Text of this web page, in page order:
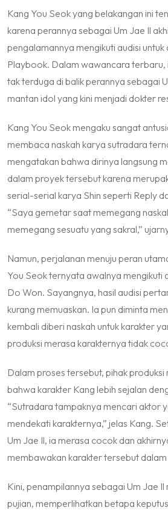
Kang You Seok yang belakangan ini
karena perannya sebagai Um Jae Il
pengalamannya mengikuti audisi
Playbook. Dalam wawancara terbaru,
tak terduga di balik perannya sebagai
mantan idol yang kini menjadi dokter
Kang You Seok mengaku sangat
membaca naskah karya sutradara
mengatakan bahwa dirinya langsung
dalam proyek tersebut karena
serial-serial karya Shin seperti Reply
“Saya gemetar saat memegang
memegang sesuatu yang sakral,”
Namun, perjalanan menuju peran
You Seok ternyata awalnya mengikuti
Do Won. Sayangnya, hasil audisi
kurang memuaskan. Ia pun diminta
kembali diberi naskah untuk karakter
produksi merasa karakternya tidak
Dalam proses tersebut, pihak produksi
bahwa karakter Kang lebih sejalan
“Sutradara tampaknya mencari aktor
mendekati karakternya,” jelas Kang.
Um Jae Il, ia merasa cocok dan
membawakan karakter tersebut
Kini, penampilannya sebagai Um Jae
pujian, memperlihatkan betapa